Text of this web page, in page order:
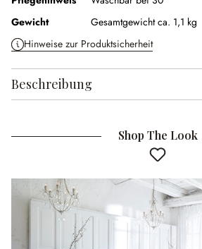
Gewicht
Gesamtgewicht ca. 1,1 kg
Hinweise zur Produktsicherheit
Beschreibung
Shop The Look